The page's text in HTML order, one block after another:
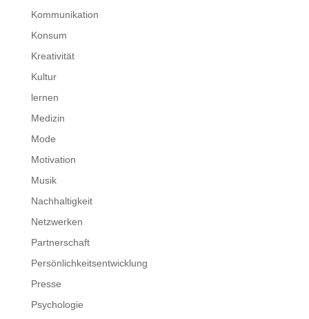
Kommunikation
Konsum
Kreativität
Kultur
lernen
Medizin
Mode
Motivation
Musik
Nachhaltigkeit
Netzwerken
Partnerschaft
Persönlichkeitsentwicklung
Presse
Psychologie